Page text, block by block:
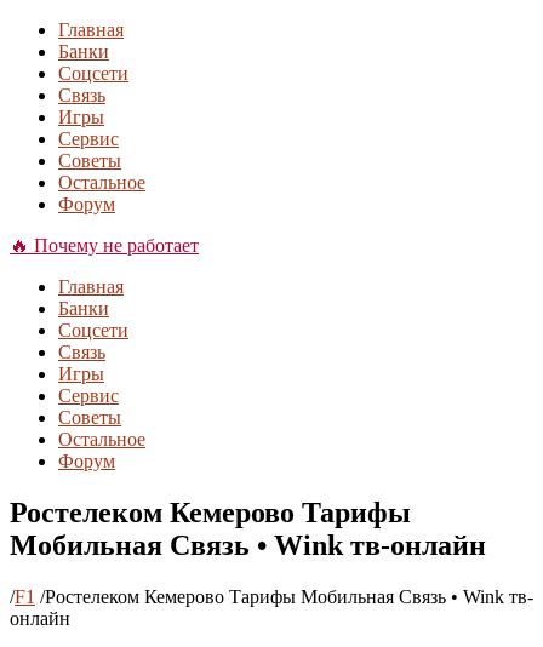
Главная
Банки
Соцсети
Связь
Игры
Сервис
Советы
Остальное
Форум
🔥 Почему не работает
Главная
Банки
Соцсети
Связь
Игры
Сервис
Советы
Остальное
Форум
Ростелеком Кемерово Тарифы
Мобильная Связь • Wink тв-онлайн
/F1 /Ростелеком Кемерово Тарифы Мобильная Связь • Wink тв-
онлайн